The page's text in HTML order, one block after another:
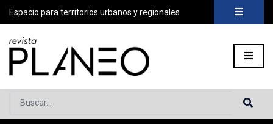
Espacio para territorios urbanos y regionales
Buscar...